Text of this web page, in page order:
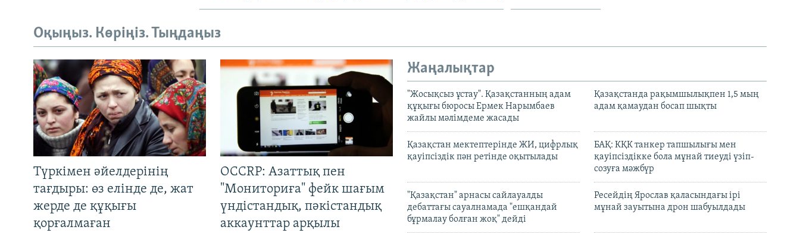
Оқыңыз. Көріңіз. Тыңдаңыз
Түркімен әйелдерінің
тағдыры: өз елінде де, жат
жерде де құқығы
қорғалмаған
OCCRP: Азаттық пен
"Мониториға" фейк шағым
үндістандық, пәкістандық
аккаунттар арқылы
Жаңалықтар
"Жосықсыз ұстау". Қазақстанның адам
құқығы бюросы Ермек Нарымбаев
жайлы мәлімдеме жасады
Қазақстанда рақымшылықпен 1,5 мың
адам қамаудан босап шықты
Қазақстан мектептерінде ЖИ, цифрлық
қауіпсіздік пән ретінде оқытылады
БАҚ: КҚК танкер тапшылығы мен
қауіпсіздікке бола мұнай тиеуді үзіп-
созуға мәжбүр
"Қазақстан" арнасы сайлауалды
дебаттағы сауалнамада "ешқандай
бұрмалау болған жоқ" дейді
Ресейдің Ярослав қаласындағы ірі
мұнай зауытына дрон шабуылдады